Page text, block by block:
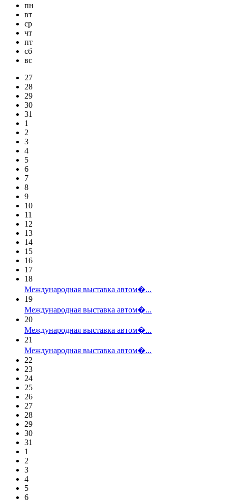
пн
вт
ср
чт
пт
сб
вс
27
28
29
30
31
1
2
3
4
5
6
7
8
9
10
11
12
13
14
15
16
17
18
Международная выставка автом�...
19
Международная выставка автом�...
20
Международная выставка автом�...
21
Международная выставка автом�...
22
23
24
25
26
27
28
29
30
31
1
2
3
4
5
6